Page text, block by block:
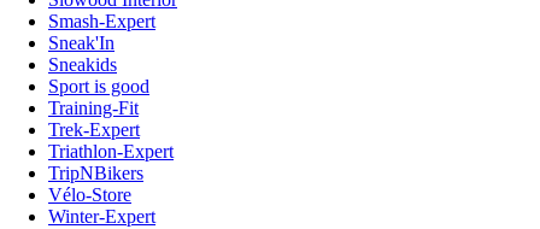
Smash-Expert
Sneak'In
Sneakids
Sport is good
Training-Fit
Trek-Expert
Triathlon-Expert
TripNBikers
Vélo-Store
Winter-Expert